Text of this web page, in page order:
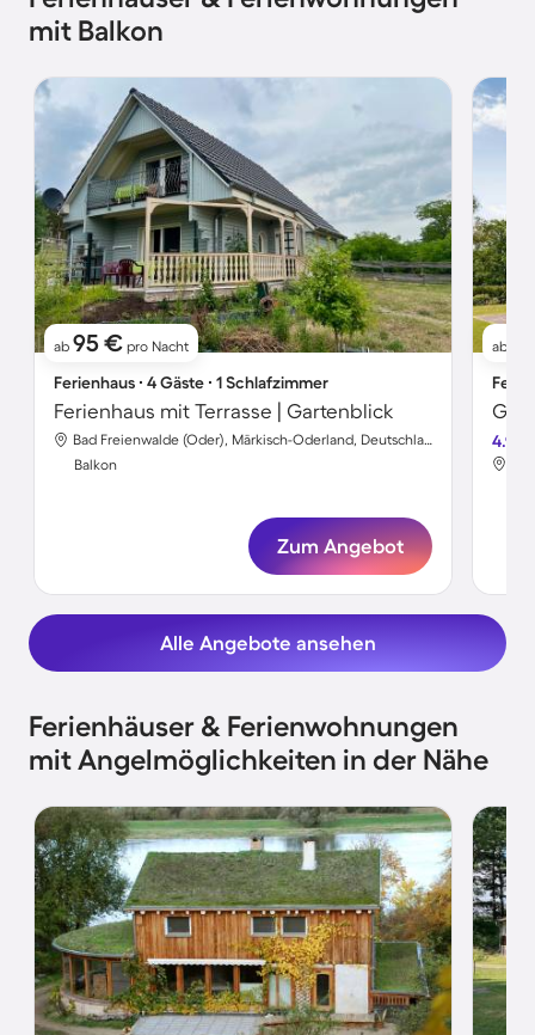
mit Balkon
ab 95 € pro Nacht
Ferienhaus ∙ 4 Gäste ∙ 1 Schlafzimmer
Ferienhaus mit Terrasse | Gartenblick
Bad Freienwalde (Oder), Märkisch-Oderland, Deutschland
Balkon
Zum Angebot
ab
4.9
Alle Angebote ansehen
Ferienhäuser & Ferienwohnungen
mit Angelmöglichkeiten in der Nähe